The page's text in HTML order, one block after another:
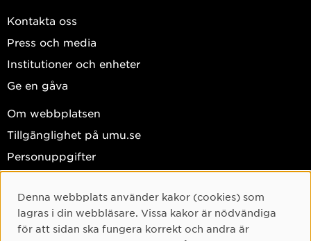
Kontakta oss
Press och media
Institutioner och enheter
Ge en gåva
Om webbplatsen
Tillgänglighet på umu.se
Personuppgifter
Facebook
Instagram
Cookie-samtycke
Denna webbplats använder kakor (cookies) som
lagras i din webbläsare. Vissa kakor är nödvändiga
för att sidan ska fungera korrekt och andra är